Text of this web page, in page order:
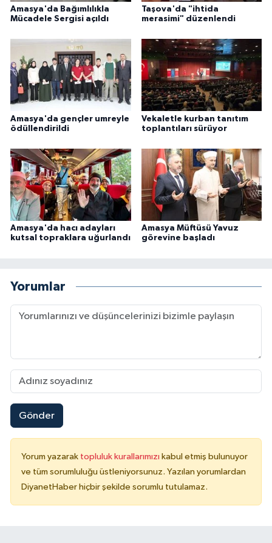
Amasya'da Bağımlılıkla
Mücadele Sergisi açıldı
Taşova'da "ihtida
merasimi" düzenlendi
Amasya'da gençler umreyle
ödüllendirildi
Vekaletle kurban tanıtım
toplantıları sürüyor
Amasya'da hacı adayları
kutsal topraklara uğurlandı
Amasya Müftüsü Yavuz
görevine başladı
Yorumlar
Gönder
Yorum yazarak topluluk kurallarımızı kabul etmiş bulunuyor
ve tüm sorumluluğu üstleniyorsunuz. Yazılan yorumlardan
DiyanetHaber hiçbir şekilde sorumlu tutulamaz.
Konya Müftülüğü
Kütahya Müftülüğü
Malatya Müftülüğü
Manisa Müftülüğü
Mardin Müftülüğü
Mersin Müftülüğü
Muğla Müftülüğü
Muş Müftülüğü
Niğde Müftülüğü
Rize Müftülüğü
Sakarya Müftülüğü
Samsun Müftülüğü
Siirt Müftülüğü